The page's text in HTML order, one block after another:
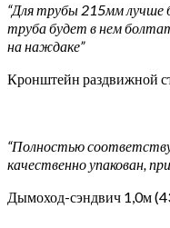
“Для трубы 215мм лучше
труба будет в нем
на наждаке”
Кронштейн раздвижной
“Полностью
качественно упакован,
Дымоход-сэндвич 1,0м